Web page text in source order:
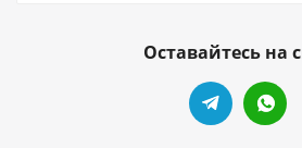
Оставайтесь на